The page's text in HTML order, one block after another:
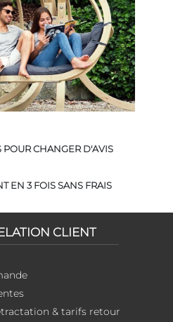
POUR CHANGER D'AVIS
EN 3 FOIS SANS FRAIS
CLIENT
& tarifs retour